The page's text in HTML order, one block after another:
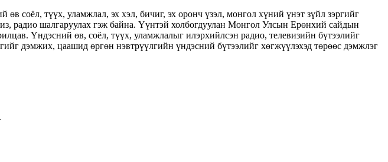
соёл, түүх, уламжлал, эх хэл, бичиг, эх оронч үзэл, монгол хүний үнэт зүйл зэргийг
радио шалгаруулах гэж байна. Үүнтэй холбогдуулан Монгол Улсын Ерөнхий сайдын
Үндэсний өв, соёл, түүх, уламжлалыг илэрхийлсэн радио, телевизийн бүтээлийг
дэмжих, цаашид өргөн нэвтрүүлгийн үндэсний бүтээлийг хөгжүүлэхэд төрөөс дэмжлэг